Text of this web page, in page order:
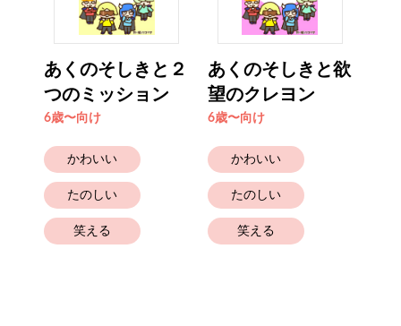
あくのそしきと２
つのミッション
6歳〜向け
かわいい
たのしい
笑える
あくのそしきと欲
望のクレヨン
6歳〜向け
かわいい
たのしい
笑える